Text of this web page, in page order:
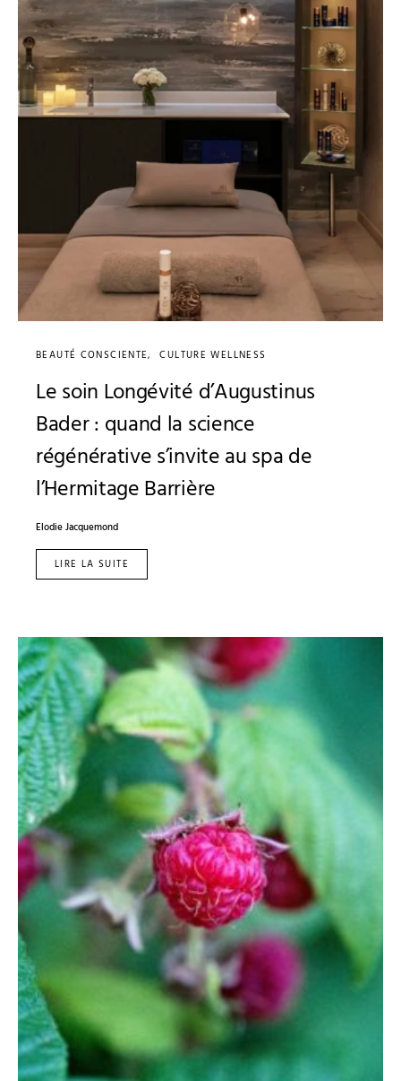
BEAUTÉ CONSCIENTE CULTURE WELLNESS
Le soin Longévité d’Augustinus
Bader : quand la science
régénérative s’invite au spa de
l’Hermitage Barrière
Elodie Jacquemond
LIRE LA SUITE